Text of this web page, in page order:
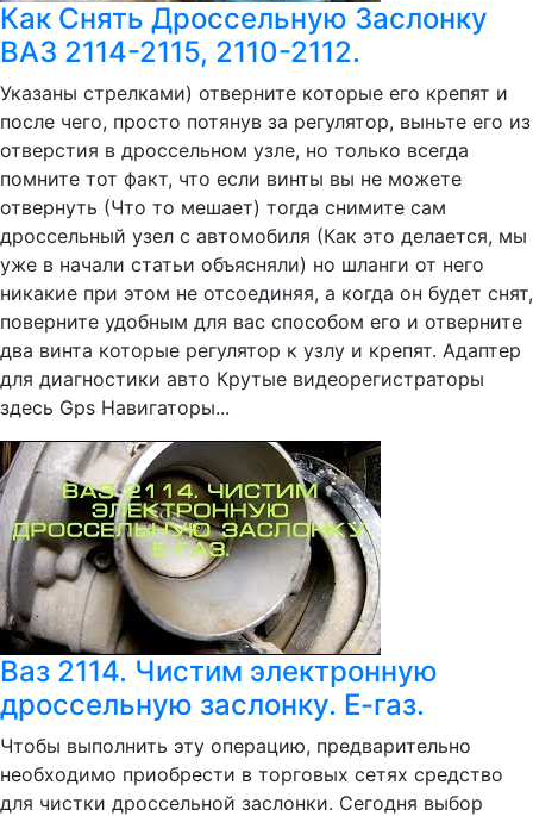
Как Снять Дроссельную Заслонку
ВАЗ 2114-2115, 2110-2112.
Указаны стрелками) отверните которые его крепят и
после чего, просто потянув за регулятор, выньте его из
отверстия в дроссельном узле, но только всегда
помните тот факт, что если винты вы не можете
отвернуть (Что то мешает) тогда снимите сам
дроссельный узел с автомобиля (Как это делается, мы
уже в начали статьи объясняли) но шланги от него
никакие при этом не отсоединяя, а когда он будет снят,
поверните удобным для вас способом его и отверните
два винта которые регулятор к узлу и крепят. Адаптер
для диагностики авто Крутые видеорегистраторы
здесь Gps Навигаторы...
Ваз 2114. Чистим электронную
дроссельную заслонку. Е-газ.
Чтобы выполнить эту операцию, предварительно
необходимо приобрести в торговых сетях средство
для чистки дроссельной заслонки. Сегодня выбор